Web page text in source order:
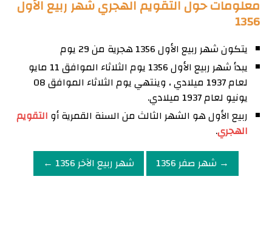
معلومات حول التقويم الهجري شهر ربيع الأول
1356
يتكون شهر ربيع الأول 1356 هجرية من 29 يوم
يبدأ شهر ربيع الأول 1356 يوم الثلاثاء الموافق 11 مايو
لعام 1937 ميلادي ، وينتهي يوم الثلاثاء الموافق 08
يونيو لعام 1937 ميلادي.
ربيع الأول هو الشهر الثالث من السنة القمرية أو التقويم
الهجري.
→ شهر صفر 1356
شهر ربيع الآخر 1356 ←